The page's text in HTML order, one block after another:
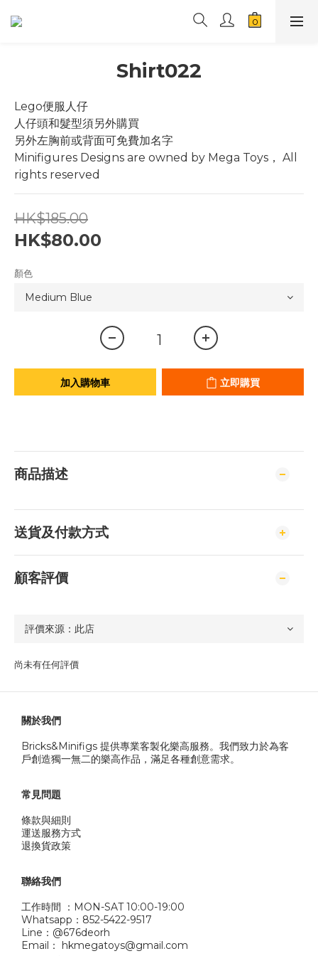
Shirt022
Lego便服人仔
人仔頭和髮型須另外購買
另外左胸前或背面可免費加名字
Minifigures Designs are owned by Mega Toys， All
rights reserved
HK$185.00
HK$80.00
顏色
加入購物車 立即購買
商品描述
送貨及付款方式
顧客評價
尚未有任何評價
關於我們
Bricks&Minifigs 提供專業客製化樂高服務。我們致力於為客
戶創造獨一無二的樂高作品，滿足各種創意需求。
常見問題
條款與細則
運送服務方式
退換貨政策
聯絡我們
工作時間 ：MON-SAT 10:00-19:00
Whatsapp：852-5422-9517
Line：@676deorh
Email： hkmegatoys@gmail.com